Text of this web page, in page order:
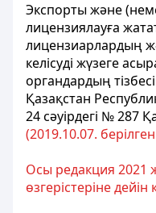
Экспорты және
лицензиялауға
лицензиарлардың
келісуді жүзеге
органдардың
Қазақстан
24 сәуірдегі № 287
(2019.10.07. берілген
Осы редакция 2021
өзгерістеріне